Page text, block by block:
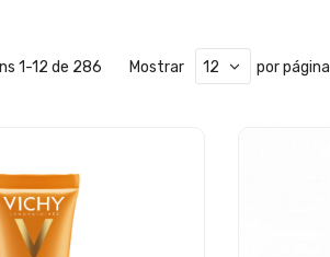
1-12 de 286 Mostrar por página